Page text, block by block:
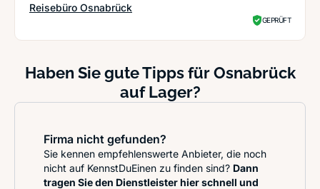
Reisebüro Osnabrück
GEPRÜFT
Haben Sie gute Tipps für Osnabrück
auf Lager?
Firma nicht gefunden?
Sie kennen empfehlenswerte Anbieter, die noch
nicht auf KennstDuEinen zu finden sind? Dann
tragen Sie den Dienstleister hier schnell und